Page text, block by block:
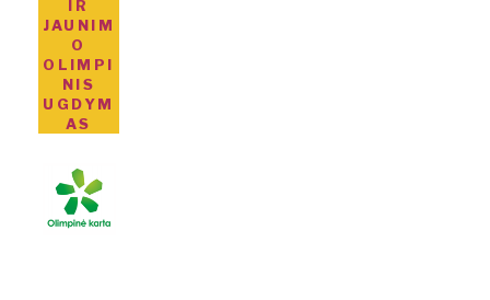
IR
JAUNIM
O
OLIMPI
NIS
UGDYM
AS